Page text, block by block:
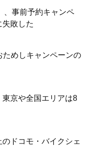
、事前予約キャンペ
敗した
ためしキャンペーンの
東京や全国エリアは8
ドコモ・バイクシェ